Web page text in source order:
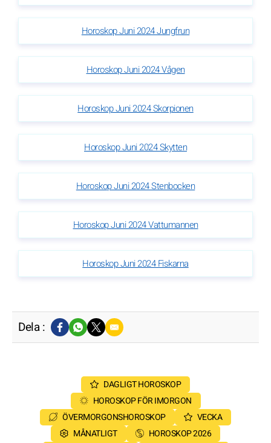
Horoskop Juni 2024 Jungfrun
Horoskop Juni 2024 Vågen
Horoskop Juni 2024 Skorpionen
Horoskop Juni 2024 Skytten
Horoskop Juni 2024 Stenbocken
Horoskop Juni 2024 Vattumannen
Horoskop Juni 2024 Fiskarna
Dela :
DAGLIGT HOROSKOP
HOROSKOP FÖR IMORGON
ÖVERMORGONSHOROSKOP
VECKA
MÅNATLIGT
HOROSKOP 2026